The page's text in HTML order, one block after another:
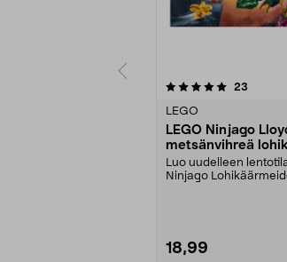
23
LEGO
LEGO Ninjago
metsänvihreä
71829, yli 6-
Luo uudelleen
Ninjago
18,99
4.5viidestä